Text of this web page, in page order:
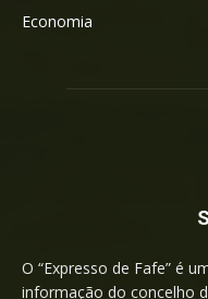
Economia
O “Expresso de Fafe” é
informação do concelho